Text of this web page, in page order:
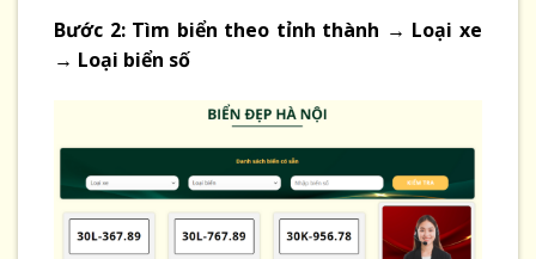
Bước 2: Tìm biển theo tỉnh thành → Loại xe
→ Loại biển số